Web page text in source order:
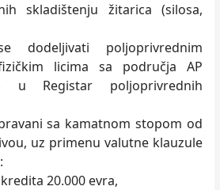
skladištenju žitarica (silosa,
dodeljivati poljoprivrednim
licima sa područja AP
u Registar poljoprivrednih
sa kamatnom stopom od
uz primenu valutne klauzule
20.000 evra,